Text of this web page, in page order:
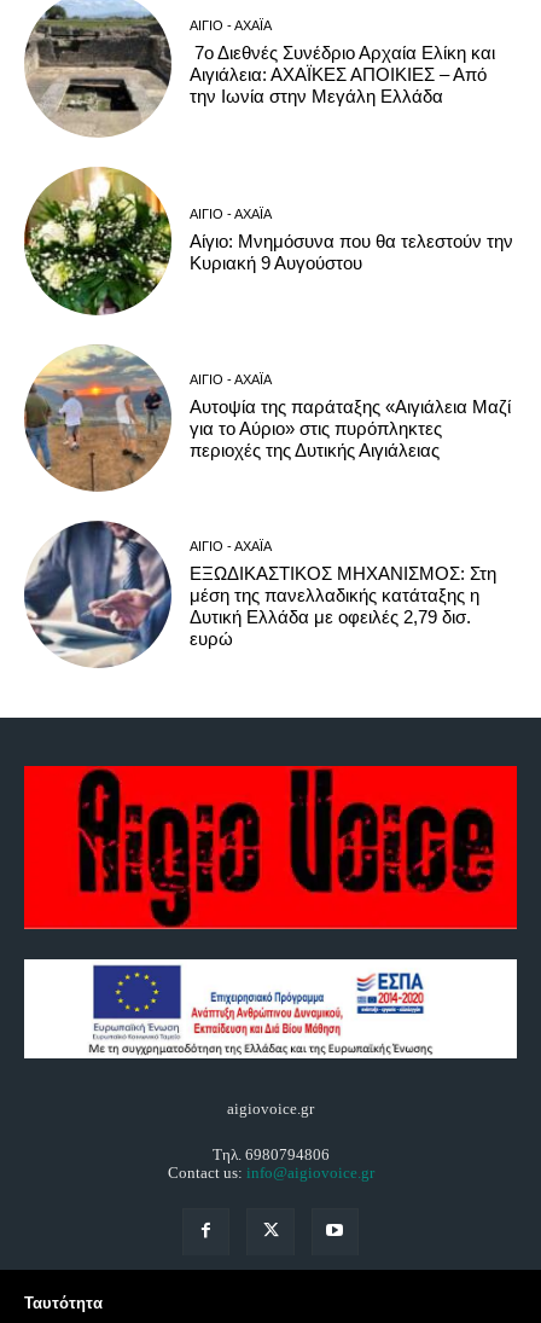
ΑΊΓΙΟ - ΑΧΑΪ́Α
7ο Διεθνές Συνέδριο Αρχαία Ελίκη και
Αιγιάλεια: ΑΧΑΪΚΕΣ ΑΠΟΙΚΙΕΣ – Από
την Ιωνία στην Μεγάλη Ελλάδα
ΑΊΓΙΟ - ΑΧΑΪ́Α
Αίγιο: Μνημόσυνα που θα τελεστούν την
Κυριακή 9 Αυγούστου
ΑΊΓΙΟ - ΑΧΑΪ́Α
Αυτοψία της παράταξης «Αιγιάλεια Μαζί
για το Αύριο» στις πυρόπληκτες
περιοχές της Δυτικής Αιγιάλειας
ΑΊΓΙΟ - ΑΧΑΪ́Α
ΕΞΩΔΙΚΑΣΤΙΚΟΣ ΜΗΧΑΝΙΣΜΟΣ: Στη
μέση της πανελλαδικής κατάταξης η
Δυτική Ελλάδα με οφειλές 2,79 δισ.
ευρώ
aigiovoice.gr
Τηλ. 6980794806
Contact us: info@aigiovoice.gr
Ταυτότητα